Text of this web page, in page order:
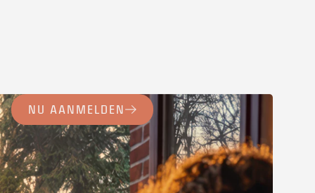
NU AANMELDEN